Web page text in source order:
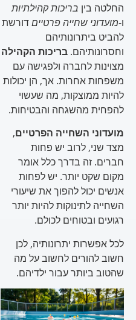
החלטה ביןבריכות קהילתיות
מועדוני שחייה פרטייםדורשת
להביט ביתרונותיהם
וחסרונותיהם.בריכות הקהילה
מצוינות לחברה ולפגישה עם
משפחות אחרות. אך, הן יכולות
להיות ממוצקות, מה שעשוי
להפחית מהשגחה והבטיחות.
מועדוני השחייה הפרטיים,
מצד שני, לרוב יש פחות
חברים. זה בדרך כלל אומר
מקום שקט יותר. יש לפחות
אנשים יכול להפוך את שיעורי
השחייה לתינוקות להיות יותר
רגועים ובטוחים לכולם.
לכל אפשרות יתרונותיה, לכן
חשוב להורים לחשוב על מה
שהטוב ביותר עבור ילדיהם.